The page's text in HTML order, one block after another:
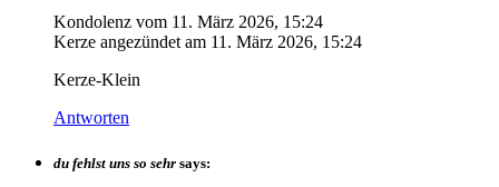
Kondolenz vom 11. März 2026, 15:24
Kerze angezündet am 11. März 2026, 15:24
Kerze-Klein
Antworten
du fehlst uns so sehr says: